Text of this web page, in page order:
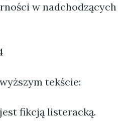
w nadchodzących
tekście:
fikcją listeracką.